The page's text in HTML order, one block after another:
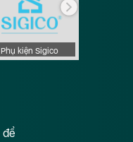
Phụ kiện Sigico
để